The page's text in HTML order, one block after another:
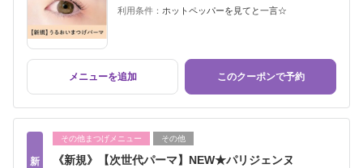
利用条件： ホットペッパーを見てと一言☆
メニューを追加 このクーポンで予約
新
その他まつげメニュー その他
《新規》【次世代パーマ】NEW★パリジェンヌ